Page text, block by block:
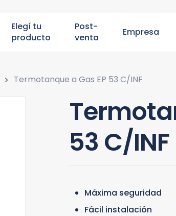
Elegí tu
producto
Post-
venta
Empresa
Termotanque a Gas EP 53 C/INF
53 C/INF
Máxima seguridad
Fácil instalación